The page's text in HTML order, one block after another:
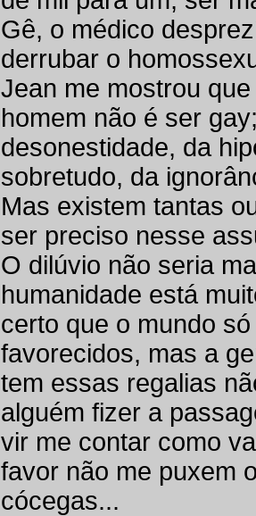
Gê, o médico
derrubar o
Jean me mostrou
homem não é ser
desonestidade, da
sobretudo, da
Mas existem tantas
ser preciso nesse
O dilúvio não seria
humanidade está
certo que o mundo
favorecidos, mas a
tem essas regalias
alguém fizer a
vir me contar como
favor não me puxem
cócegas...